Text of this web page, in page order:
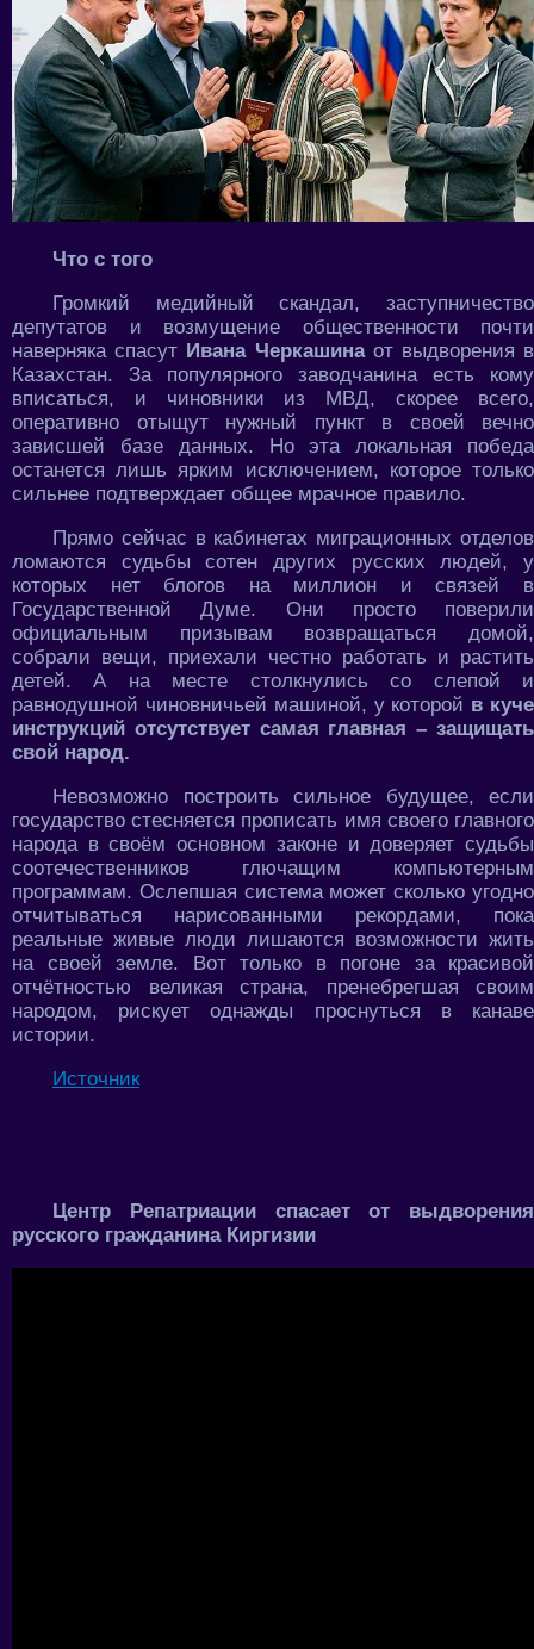
Что с того
Громкий медийный скандал, заступничество
депутатов и возмущение общественности почти
наверняка спасут Ивана Черкашинаот выдворения в
Казахстан. За популярного заводчанина есть кому
вписаться, и чиновники из МВД, скорее всего,
оперативно отыщут нужный пункт в своей вечно
зависшей базе данных. Но эта локальная победа
останется лишь ярким исключением, которое только
сильнее подтверждает общее мрачное правило.
Прямо сейчас в кабинетах миграционных отделов
ломаются судьбы сотен других русских людей, у
которых нет блогов на миллион и связей в
Государственной Думе. Они просто поверили
официальным призывам возвращаться домой,
собрали вещи, приехали честно работать и растить
детей. А на месте столкнулись со слепой и
равнодушной чиновничьей машиной, у которой в куче
инструкций отсутствует самая главная – защищать
свой народ.
Невозможно построить сильное будущее, если
государство стесняется прописать имя своего главного
народа в своём основном законе и доверяет судьбы
соотечественников глючащим компьютерным
программам. Ослепшая система может сколько угодно
отчитываться нарисованными рекордами, пока
реальные живые люди лишаются возможности жить
на своей земле. Вот только в погоне за красивой
отчётностью великая страна, пренебрегшая своим
народом, рискует однажды проснуться в канаве
истории.
Источник
Центр Репатриации спасает от выдворения
русского гражданина Киргизии